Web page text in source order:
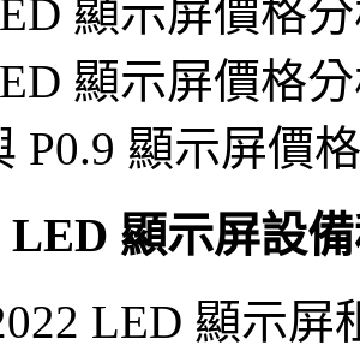
顯示屏價格
顯示屏價格
P0.9 顯示屏價
顯示屏設
LED 顯示屏